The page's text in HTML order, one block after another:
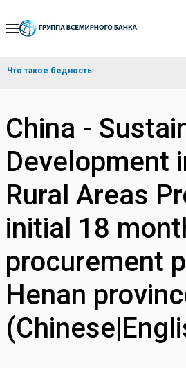
Skip
Navigation
Что такое бедность
China -
Development
Rural Areas
initial 18
procurement
Henan